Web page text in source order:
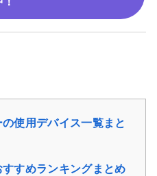
使用デバイス一覧まと
すすめランキングまとめ